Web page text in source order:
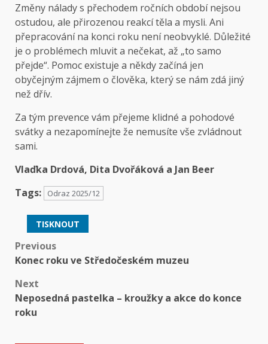
Změny nálady s přechodem ročních období nejsou
ostudou, ale přirozenou reakcí těla a mysli. Ani
přepracování na konci roku není neobvyklé. Důležité
je o problémech mluvit a nečekat, až „to samo
přejde“. Pomoc existuje a někdy začíná jen
obyčejným zájmem o člověka, který se nám zdá jiný
než dřív.
Za tým prevence vám přejeme klidné a pohodové
svátky a nezapomínejte že nemusíte vše zvládnout
sami.
Vlaďka Drdová, Dita Dvořáková a Jan Beer
Tags:
Odraz 2025/12
TISKNOUT
Post
Previous
Konec roku ve Středočeském muzeu
Next
Neposedná pastelka – kroužky a akce do konce
roku